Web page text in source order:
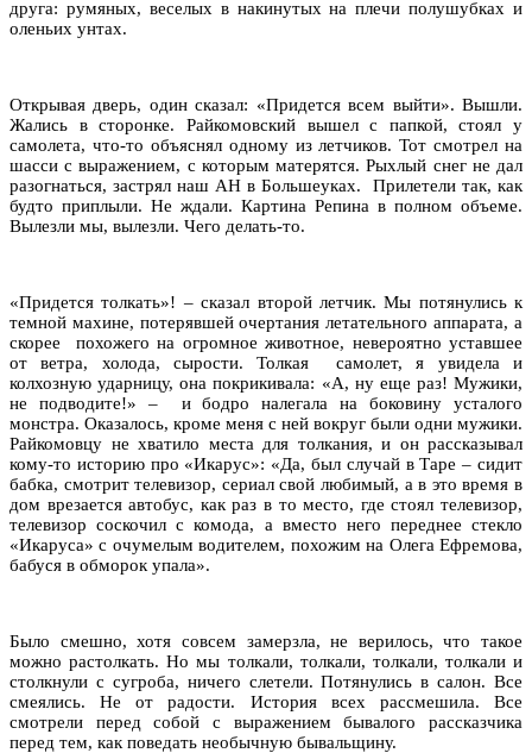
друга: румяных, веселых в накинутых на плечи полушубках и
оленьих унтах.
Открывая дверь, один сказал: «Придется всем выйти». Вышли.
Жались в сторонке. Райкомовский вышел с папкой, стоял у
самолета, что-то объяснял одному из летчиков. Тот смотрел на
шасси с выражением, с которым матерятся. Рыхлый снег не дал
разогнаться, застрял наш АН в Большеуках. Прилетели так, как
будто приплыли. Не ждали. Картина Репина в полном объеме.
Вылезли мы, вылезли. Чего делать-то.
«Придется толкать»! – сказал второй летчик. Мы потянулись к
темной махине, потерявшей очертания летательного аппарата, а
скорее похожего на огромное животное, невероятно уставшее
от ветра, холода, сырости. Толкая самолет, я увидела и
колхозную ударницу, она покрикивала: «А, ну еще раз! Мужики,
не подводите!» – и бодро налегала на боковину усталого
монстра. Оказалось, кроме меня с ней вокруг были одни мужики.
Райкомовцу не хватило места для толкания, и он рассказывал
кому-то историю про «Икарус»: «Да, был случай в Таре – сидит
бабка, смотрит телевизор, сериал свой любимый, а в это время в
дом врезается автобус, как раз в то место, где стоял телевизор,
телевизор соскочил с комода, а вместо него переднее стекло
«Икаруса» с очумелым водителем, похожим на Олега Ефремова,
бабуся в обморок упала».
Было смешно, хотя совсем замерзла, не верилось, что такое
можно растолкать. Но мы толкали, толкали, толкали, толкали и
столкнули с сугроба, ничего слетели. Потянулись в салон. Все
смеялись. Не от радости. История всех рассмешила. Все
смотрели перед собой с выражением бывалого рассказчика
перед тем, как поведать необычную бывальщину.